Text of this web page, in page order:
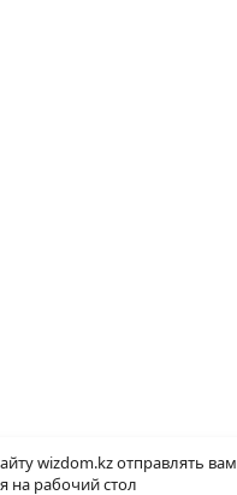
wizdom.kz отправлять вам
на рабочий стол